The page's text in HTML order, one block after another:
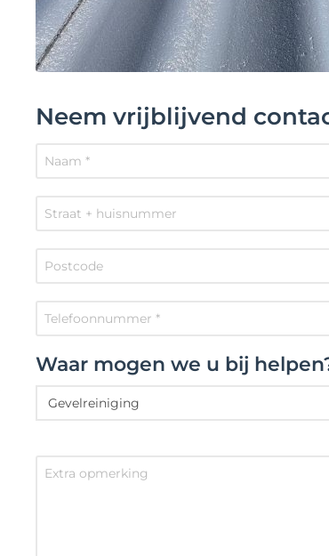
Neem vrijblijvend
Waar mogen we u bij